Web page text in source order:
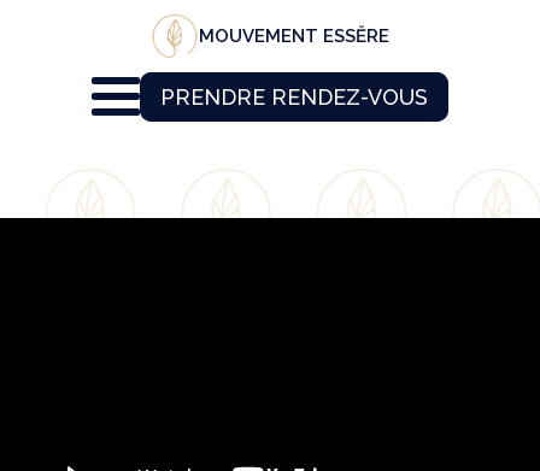
MOUVEMENT ESSĔRE
PRENDRE RENDEZ-VOUS